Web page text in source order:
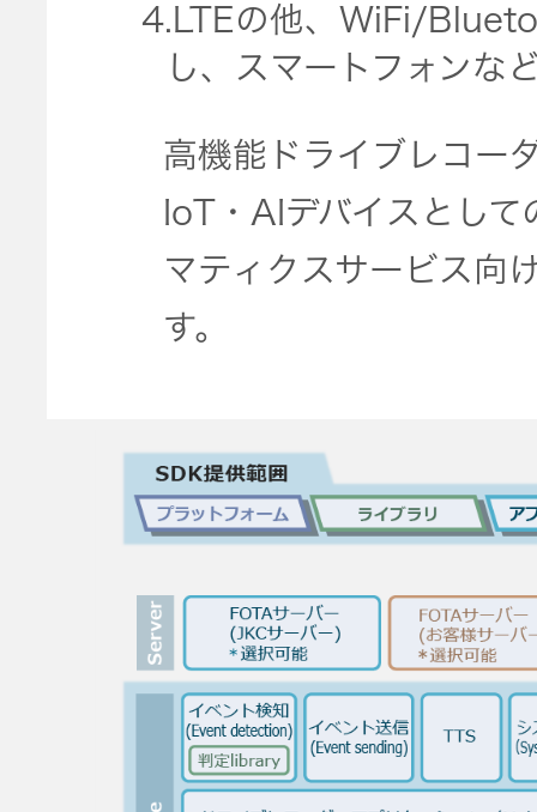
オルゴー
音場特性
カスタム
サービス
(WiZMUSIC
トップ)
K2
TECHNOLOGY
EXOFIELD
頭外定位
音場処理
技術
4.LTEの他、WiFi/
し、スマートフォンな
高機能ドライブレコー
IoT・AIデバイスとし
マティクスサービス向
す。